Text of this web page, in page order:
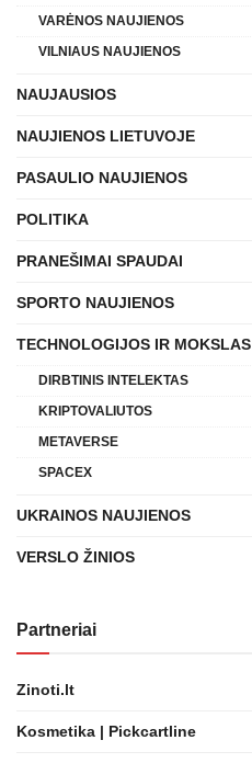
VARĖNOS NAUJIENOS
VILNIAUS NAUJIENOS
NAUJAUSIOS
NAUJIENOS LIETUVOJE
PASAULIO NAUJIENOS
POLITIKA
PRANEŠIMAI SPAUDAI
SPORTO NAUJIENOS
TECHNOLOGIJOS IR MOKSLAS
DIRBTINIS INTELEKTAS
KRIPTOVALIUTOS
METAVERSE
SPACEX
UKRAINOS NAUJIENOS
VERSLO ŽINIOS
Partneriai
Zinoti.lt
Kosmetika | Pickcartline